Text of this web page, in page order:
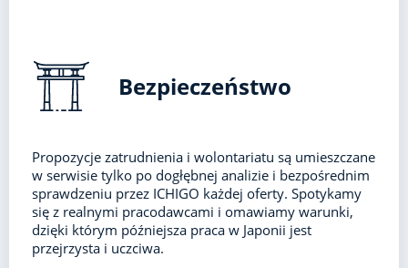
Bezpieczeństwo
Propozycje zatrudnienia i wolontariatu są umieszczane
w serwisie tylko po dogłębnej analizie i bezpośrednim
sprawdzeniu przez ICHIGO każdej oferty. Spotykamy
się z realnymi pracodawcami i omawiamy warunki,
dzięki którym późniejsza praca w Japonii jest
przejrzysta i uczciwa.